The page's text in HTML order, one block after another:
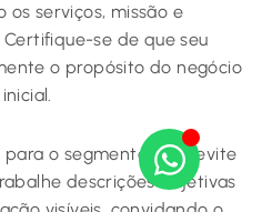
os serviços, missão e
se de que seu
o propósito do negócio
o segmento, mas evite
descrições objetivas